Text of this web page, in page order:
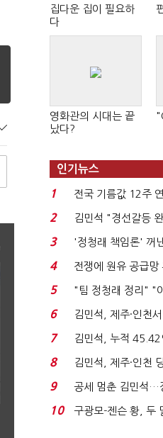
집다운 집이 필요하
다
영화관의 시대는 끝
났다?
인기뉴스
1
전국 기름값 12주
발윳값 1909원...
2
김민석 "경선갈등
청래 "반명 공세 사
3
'정청래 책임론' 꺼
는 추가투표 때리기
4
전쟁에 원유 공급
에너지안보 핵심...
5
"팀 정청래 정리" "
주 최고위원 계파
6
김민석, 제주·인천
'1위 탈환'(종합)...
7
김민석, 누적
청래와 격차
8
김민석, 제주·인천
위'(1보)...
9
공세 멈춘 김민석…
가 수습"
10
구광모-젠슨 황, 두